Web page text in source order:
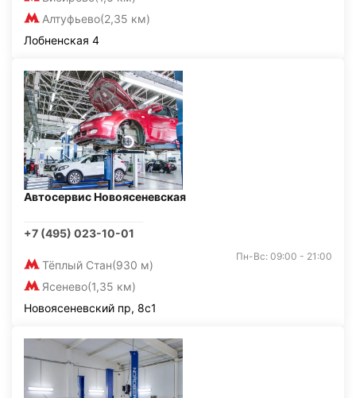
Алтуфьево(2,35 км)
Лобненская 4
Автосервис Новоясеневская
+7 (495) 023-10-01
Тёплый Стан(930 м)
Ясенево(1,35 км)
Пн-Вс: 09:00 - 21:00
Новоясеневский пр, 8с1